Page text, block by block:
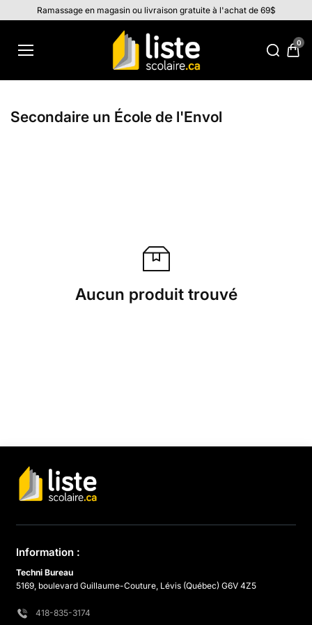
Aller au
contenu
Ramassage en magasin ou livraison gratuite à l'achat de 69$
0
Secondaire un École de l'Envol
Aucun produit trouvé
Information :
Techni Bureau
5169, boulevard Guillaume-Couture, Lévis (Québec) G6V 4Z5
418-835-3174